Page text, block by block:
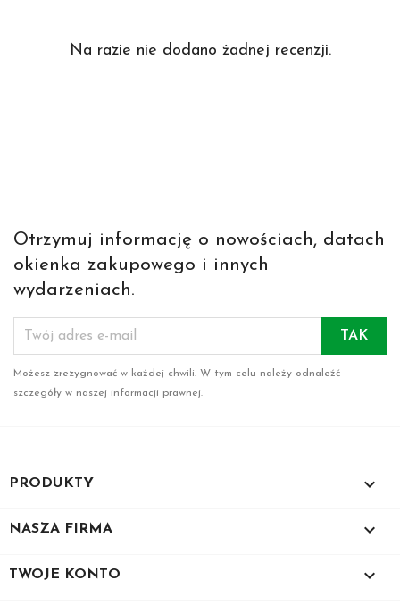
Na razie nie dodano żadnej recenzji.
Otrzymuj informację o nowościach, datach
okienka zakupowego i innych
wydarzeniach.
Możesz zrezygnować w każdej chwili. W tym celu należy odnaleźć
szczegóły w naszej informacji prawnej.
PRODUKTY 
NASZA FIRMA 
TWOJE KONTO 